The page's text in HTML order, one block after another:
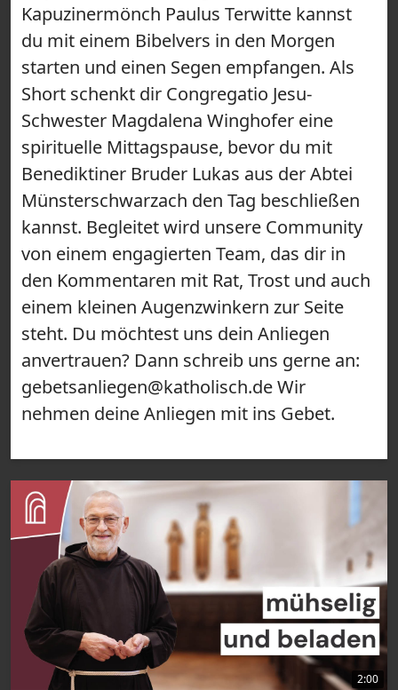
Kapuzinermönch Paulus Terwitte kannst
du mit einem Bibelvers in den Morgen
starten und einen Segen empfangen. Als
Short schenkt dir Congregatio Jesu-
Schwester Magdalena Winghofer eine
spirituelle Mittagspause, bevor du mit
Benediktiner Bruder Lukas aus der Abtei
Münsterschwarzach den Tag beschließen
kannst. Begleitet wird unsere Community
von einem engagierten Team, das dir in
den Kommentaren mit Rat, Trost und auch
einem kleinen Augenzwinkern zur Seite
steht. Du möchtest uns dein Anliegen
anvertrauen? Dann schreib uns gerne an:
gebetsanliegen@katholisch.de Wir
nehmen deine Anliegen mit ins Gebet.
2:00